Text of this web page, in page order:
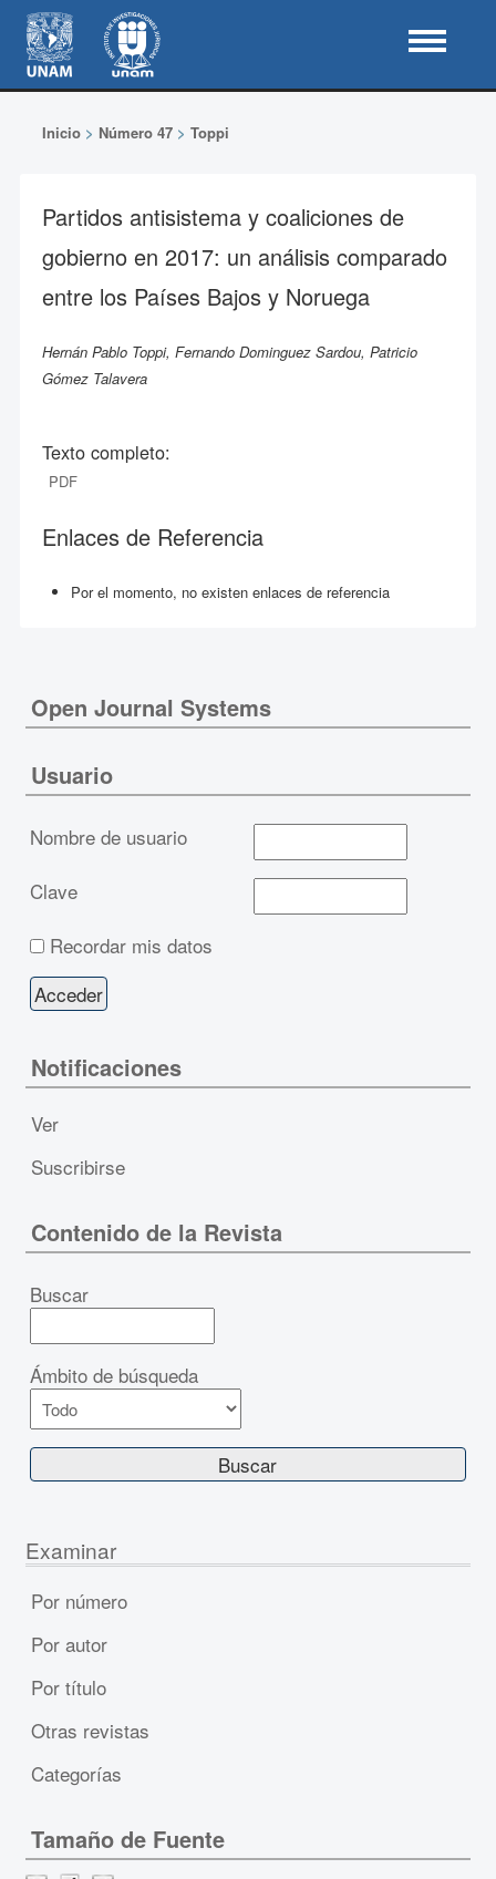
Inicio> Número 47> Toppi
Partidos antisistema y coaliciones de
gobierno en 2017: un análisis comparado
entre los Países Bajos y Noruega
Hernán Pablo Toppi, Fernando Dominguez Sardou, Patricio
Gómez Talavera
Texto completo:
PDF
Enlaces de Referencia
Por el momento, no existen enlaces de referencia
Open Journal Systems
Usuario
Nombre de usuario
Clave
Recordar mis datos
Notificaciones
Ver
Suscribirse
Contenido de la Revista
Buscar
Ámbito de búsqueda
Examinar
Por número
Por autor
Por título
Otras revistas
Categorías
Tamaño de Fuente